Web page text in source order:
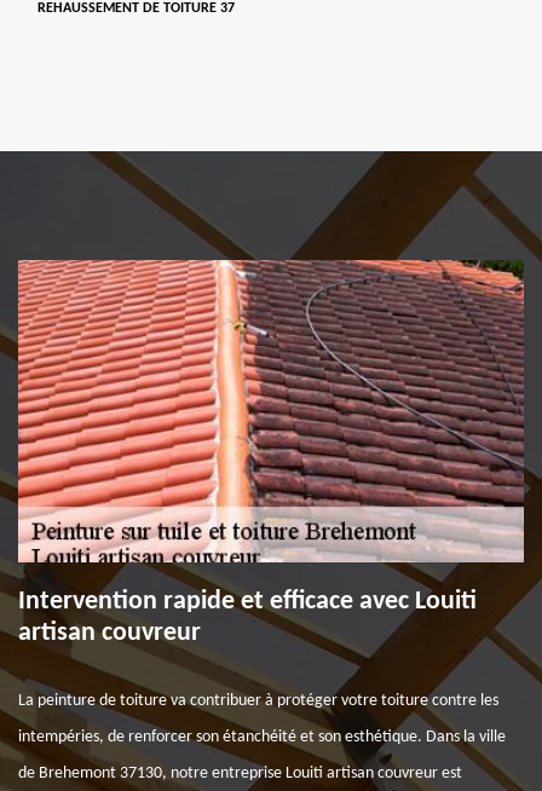
REHAUSSEMENT DE TOITURE 37
Intervention rapide et efficace avec Louiti
artisan couvreur
La peinture de toiture va contribuer à protéger votre toiture contre les
intempéries, de renforcer son étanchéité et son esthétique. Dans la ville
de Brehemont 37130, notre entreprise Louiti artisan couvreur est